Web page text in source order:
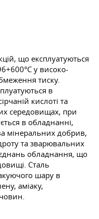
що експлуатуються
у високо-
тиску.
в
кислоті та
середовищах, при
в обладнанні,
мінеральних добрив,
та зварювальних
обладнання, що
Сталь
шару в
аміаку,